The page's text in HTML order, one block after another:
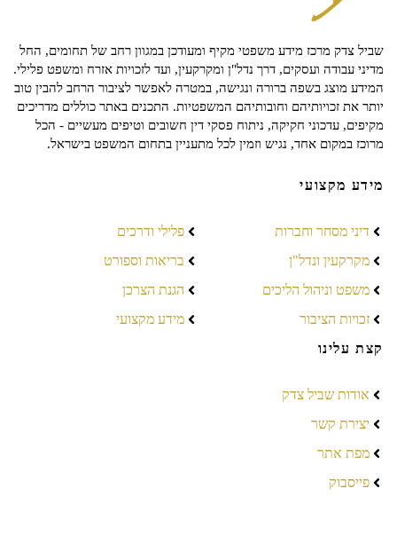
שביל צדק מרכז מידע משפטי מקיף ומעודכן במגוון רחב של תחומים, החל
מדיני עבודה ועסקים, דרך נדל"ן ומקרקעין, ועד לזכויות אזרח ומשפט פלילי.
המידע מוצג בשפה ברורה ונגישה, במטרה לאפשר לציבור הרחב להבין טוב
יותר את זכויותיהם וחובותיהם המשפטיות. התכנים באתר כוללים מדריכים
מקיפים, עדכוני חקיקה, ניתוח פסקי דין חשובים וטיפים מעשיים - הכל
מרוכז במקום אחד, נגיש וזמין לכל מתעניין בתחום המשפט בישראל.
מידע מקצועי
דיני מסחר וחברות
מקרקעין ונדל"ן
משפט וניהול הליכים
זכויות הציבור
פלילי ודרכים
בריאות וספורט
הגנת הצרכן
מידע מקצועי
קצת עלינו
אודות שביל צדק
יצירת קשר
מפת אתר
פייסבוק